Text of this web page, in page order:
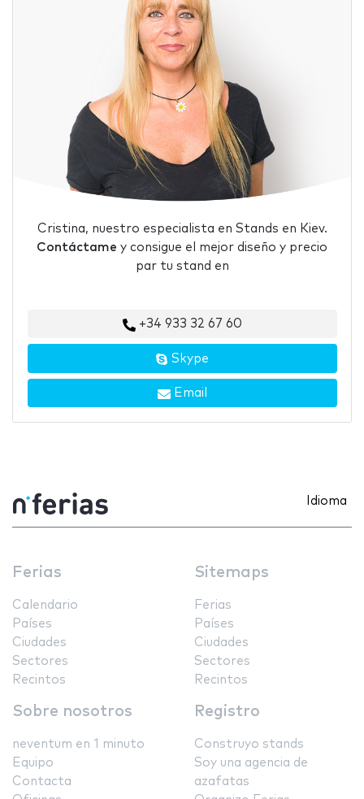
Cristina, nuestro especialista en Stands en Kiev.
Contáctame y consigue el mejor diseño y precio
par tu stand en
+34 933 32 67 60
Skype
Email
Idioma
Ferias
Calendario
Países
Ciudades
Sectores
Recintos
Sitemaps
Ferias
Países
Ciudades
Sectores
Recintos
Sobre nosotros
neventum en 1 minuto
Equipo
Contacta
Registro
Construyo stands
Soy una agencia de
azafatas